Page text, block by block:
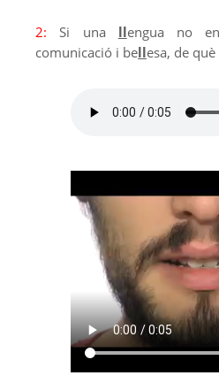
2: Si una llengua no
comunicació i bellesa, de què